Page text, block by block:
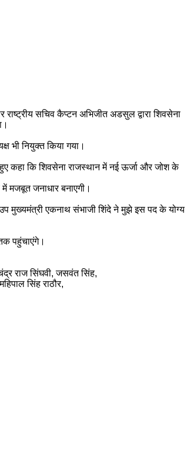
राष्ट्रीय सचिव कैप्टन अभिजीत अडसुल द्वारा शिवसेना
भी नियुक्त किया गया।
हुए कहा कि शिवसेना राजस्थान में नई ऊर्जा और जोश के
में मजबूत जनाधार बनाएगी।
मुख्यमंत्री एकनाथ संभाजी शिंदे ने मुझे इस पद के योग्य
पहुंचाएंगे।
राज सिंघवी,जसवंत सिंह,
महिपाल सिंह राठौर,